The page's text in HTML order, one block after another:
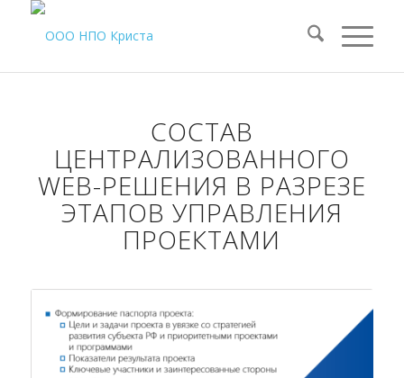
СОСТАВ
ЦЕНТРАЛИЗОВАННОГО
WEB-РЕШЕНИЯ В РАЗРЕЗЕ
ЭТАПОВ УПРАВЛЕНИЯ
ПРОЕКТАМИ